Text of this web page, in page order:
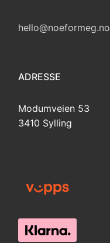
hello@noeformeg.no
ADRESSE
Modumveien 53
3410 Sylling